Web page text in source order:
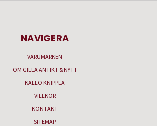
NAVIGERA
VARUMÄRKEN
OM GILLA ANTIKT & NYTT
KÄLLÖ KNIPPLA
VILLKOR
KONTAKT
SITEMAP